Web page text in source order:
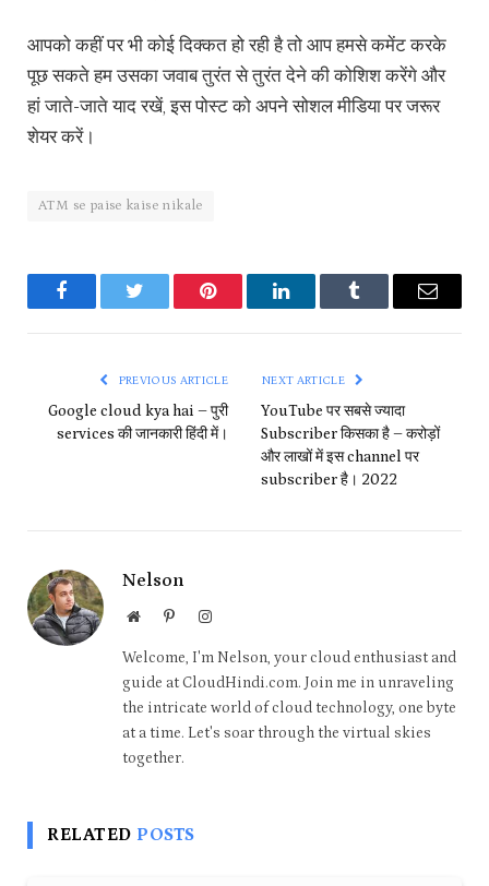
आपको कहीं पर भी कोई दिक्कत हो रही है तो आप हमसे कमेंट करके
पूछ सकते हम उसका जवाब तुरंत से तुरंत देने की कोशिश करेंगे और
हां जाते-जाते याद रखें, इस पोस्ट को अपने सोशल मीडिया पर जरूर
शेयर करें।
ATM se paise kaise nikale
FacebookTwitter Pinterest LinkedInTumblr Email
PREVIOUS ARTICLE
Google cloud kya hai – पुरी
services की जानकारी हिंदी में।
NEXT ARTICLE
YouTube पर सबसे ज्यादा
Subscriber किसका है – करोड़ों
और लाखों में इस channel पर
subscriber है। 2022
Nelson
WebsitePinterestInstagram
Welcome, I'm Nelson, your cloud enthusiast and
guide at CloudHindi.com. Join me in unraveling
the intricate world of cloud technology, one byte
at a time. Let's soar through the virtual skies
together.
RELATED POSTS